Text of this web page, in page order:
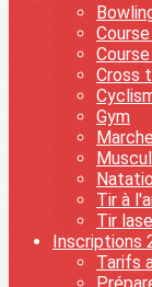
Cross
Gym
Tir à
Tir
Inscriptions
Tarifs